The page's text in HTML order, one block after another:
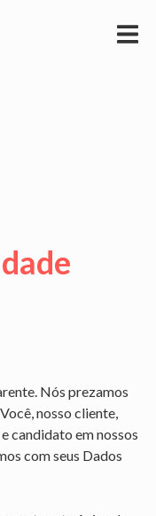
Nós prezamos
nosso cliente,
candidato em nossos
com seus Dados